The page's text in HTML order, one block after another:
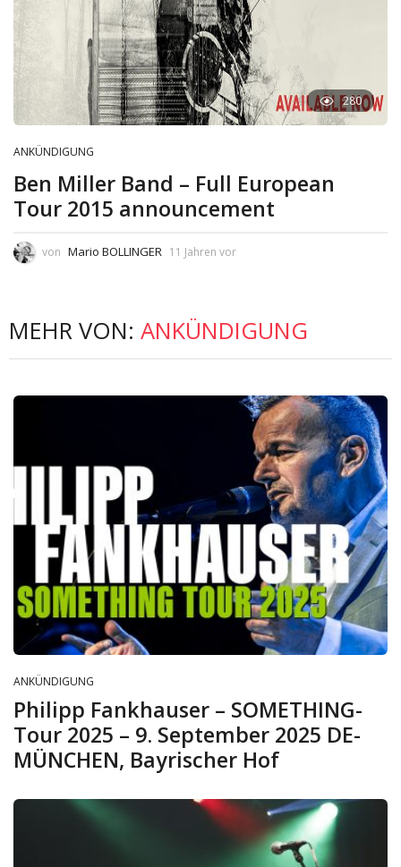
280
ANKÜNDIGUNG
Ben Miller Band – Full European
Tour 2015 announcement
von Mario BOLLINGER 11 Jahren vor
MEHR VON: ANKÜNDIGUNG
ANKÜNDIGUNG
Philipp Fankhauser – SOMETHING-
Tour 2025 – 9. September 2025 DE-
MÜNCHEN, Bayrischer Hof